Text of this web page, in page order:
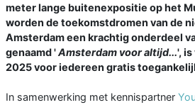
meter lange buitenexpositie op het
worden de toekomstdromen van de
Amsterdam een krachtig onderdeel
genaamd 'Amsterdam voor altijd...',
2025 voor iedereen gratis
In samenwerking met kennispartner